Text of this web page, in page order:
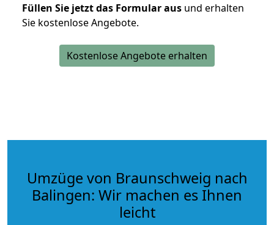
Füllen Sie jetzt das Formular aus und erhalten
Sie kostenlose Angebote.
Kostenlose Angebote erhalten
Umzüge von Braunschweig nach
Balingen: Wir machen es Ihnen
leicht